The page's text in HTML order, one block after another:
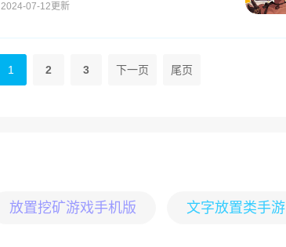
2024-07-12更新
1 2 3 下一页 尾页
放置挖矿游戏手机版 文字放置类手游